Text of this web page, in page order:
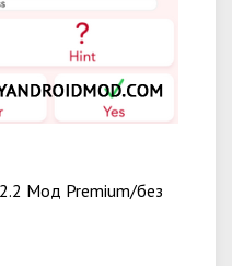
Мод Premium/без